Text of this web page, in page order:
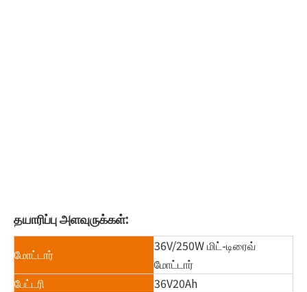
தயாரிப்பு அளவுருக்கள்:
மோட்டார்
36V/250W மிட்-டிரைவ்
மோட்டார்
பேட்டரி
36V20Ah